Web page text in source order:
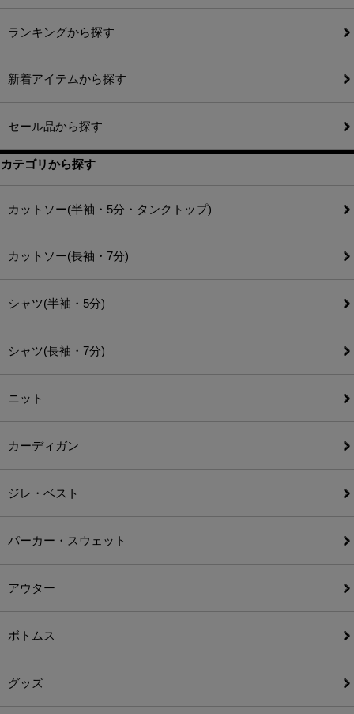
ランキングから探す
新着アイテムから探す
セール品から探す
カテゴリから探す
カットソー(半袖・5分・タンクトップ)
カットソー(長袖・7分)
シャツ(半袖・5分)
シャツ(長袖・7分)
ニット
カーディガン
ジレ・ベスト
パーカー・スウェット
アウター
ボトムス
グッズ